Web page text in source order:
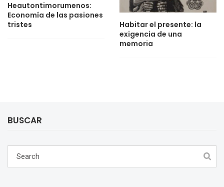
Heautontimorumenos:
Economía de las pasiones
tristes
Habitar el presente: la
exigencia de una
memoria
BUSCAR